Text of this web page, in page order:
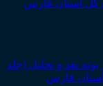
نقد و تحلیل (جلد
فارس